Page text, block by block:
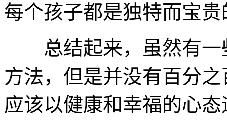
每个孩子都是独特而宝贵
总结起来，虽然有一
方法，但是并没有百分
应该以健康和幸福的心